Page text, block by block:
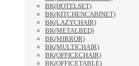
BK(HOTELSET)
BK(KITCHENCABINET)
BK(LAZYCHAIR)
BK(METALBED)
BK(MIRROR)
BK(MULTICHAIR)
BK(OFFICECHAIR)
BK(OFFICETABLE)